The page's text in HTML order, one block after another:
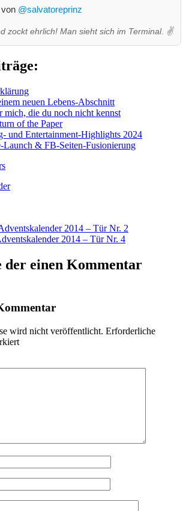
@salvatoreprinz
zockt ehrlich! Man sieht sich im Terminal. ✌️
neuen Lebens-Abschnitt
mich, die du noch nicht kennst
of the Paper
und Entertainment-Highlights 2024
Launch & FB-Seiten-Fusionierung
2014 – Tür Nr. 2
2014 – Tür Nr. 4
der einen Kommentar
wird nicht veröffentlicht. Erforderliche